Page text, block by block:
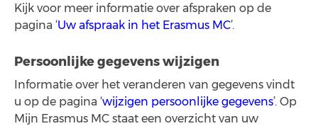
Kijk voor meer informatie over afspraken op de
pagina ‘Uw afspraak in het Erasmus MC’.
Persoonlijke gegevens wijzigen
Informatie over het veranderen van gegevens vindt
u op de pagina ‘wijzigen persoonlijke gegevens’. Op
Mijn Erasmus MC staat een overzicht van uw